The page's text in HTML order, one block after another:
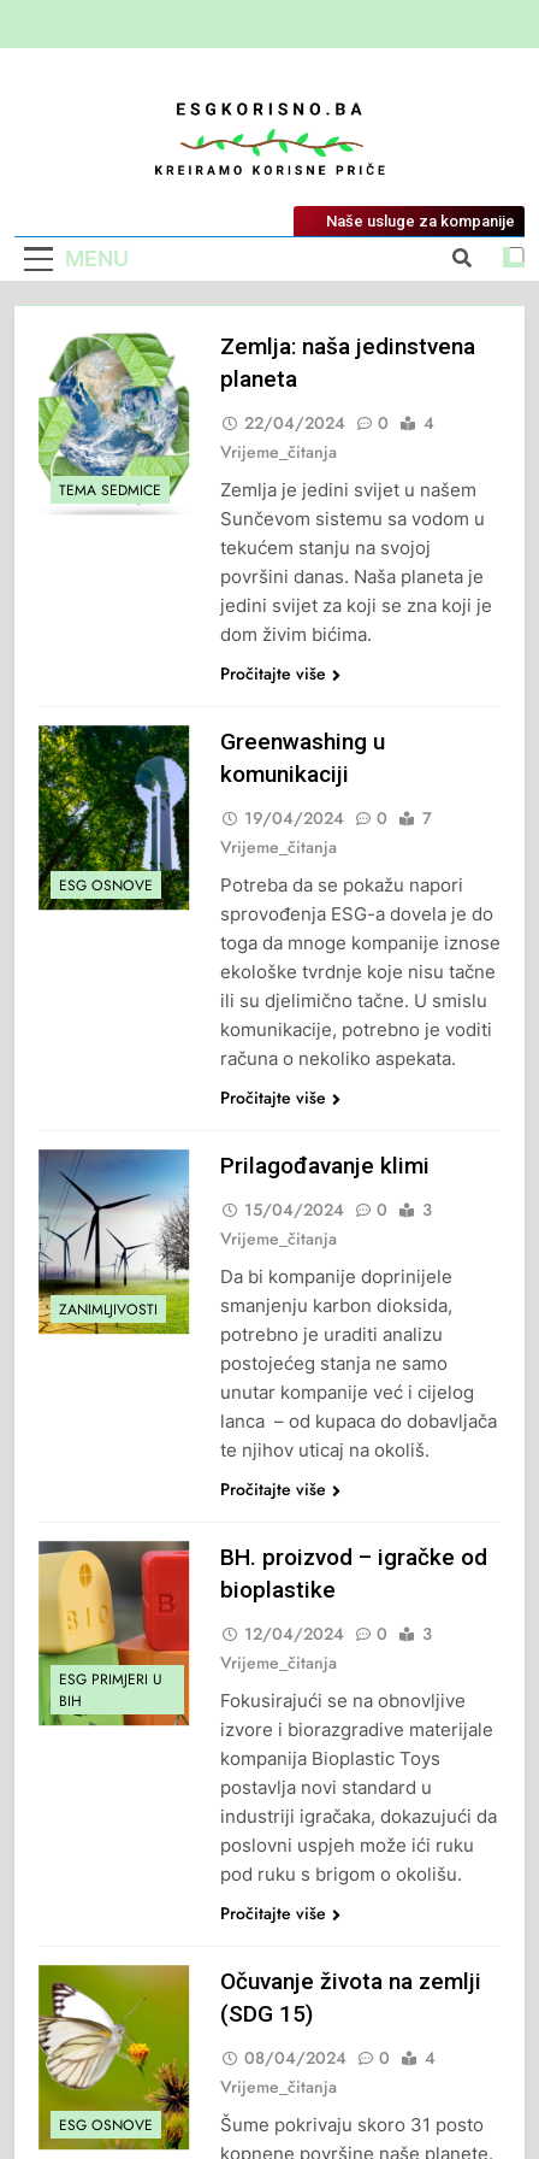
ESG Korisno
Kreiramo Korisne Priče
MENU
Naše usluge za kompanije
TEMA SEDMICE
Zemlja: naša jedinstvena
planeta
22/04/2024 0
4
Vrijeme_čitanja
Zemlja je jedini svijet u našem
Sunčevom sistemu sa vodom u
tekućem stanju na svojoj
površini danas. Naša planeta je
jedini svijet za koji se zna koji je
dom živim bićima.
Pročitajte više
ESG OSNOVE
Greenwashing u
komunikaciji
19/04/2024 0
7
Vrijeme_čitanja
Potreba da se pokažu napori
sprovođenja ESG-a dovela je do
toga da mnoge kompanije iznose
ekološke tvrdnje koje nisu tačne
ili su djelimično tačne. U smislu
komunikacije, potrebno je voditi
računa o nekoliko aspekata.
Pročitajte više
ZANIMLJIVOSTI
Prilagođavanje klimi
15/04/2024 0
3
Vrijeme_čitanja
Da bi kompanije doprinijele
smanjenju karbon dioksida,
potrebno je uraditi analizu
postojećeg stanja ne samo
unutar kompanije već i cijelog
lanca – od kupaca do dobavljača
te njihov uticaj na okoliš.
Pročitajte više
ESG PRIMJERI U
BIH
BH. proizvod – igračke od
bioplastike
12/04/2024 0
3
Vrijeme_čitanja
Fokusirajući se na obnovljive
izvore i biorazgradive materijale
kompanija Bioplastic Toys
postavlja novi standard u
industriji igračaka, dokazujući da
poslovni uspjeh može ići ruku
pod ruku s brigom o okolišu.
Pročitajte više
ESG OSNOVE
Očuvanje života na zemlji
(SDG 15)
08/04/2024 0
4
Vrijeme_čitanja
Šume pokrivaju skoro 31 posto
kopnene površine naše planete.